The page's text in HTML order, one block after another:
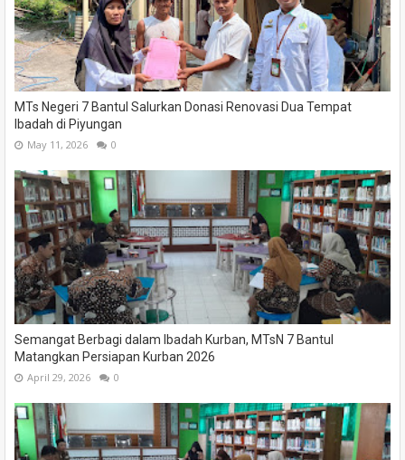
MTs Negeri 7 Bantul Salurkan Donasi Renovasi Dua Tempat
Ibadah di Piyungan
May 11, 2026 0
Semangat Berbagi dalam Ibadah Kurban, MTsN 7 Bantul
Matangkan Persiapan Kurban 2026
April 29, 2026 0